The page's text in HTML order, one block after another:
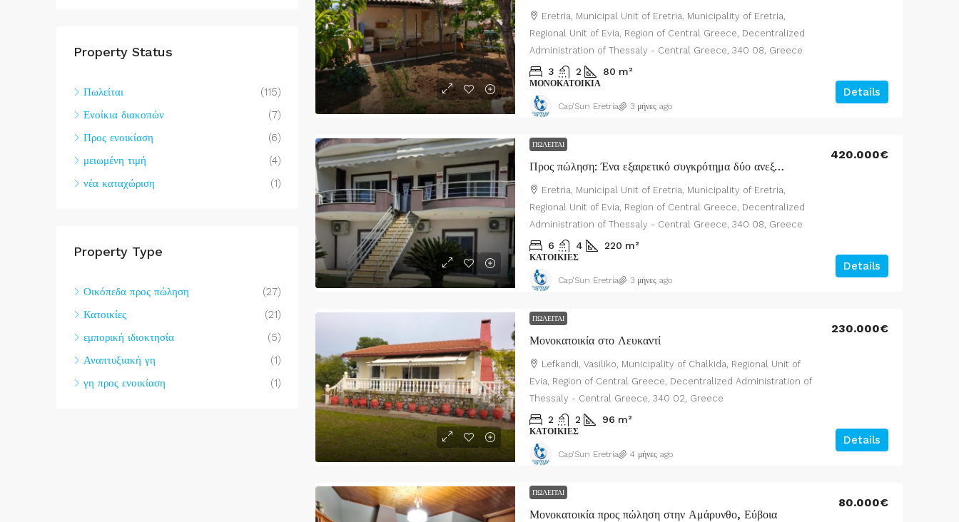
Eretria, Municipal Unit of Eretria, Municipality of Eretria,
Regional Unit of Evia, Region of Central Greece, Decentralized
Administration of Thessaly - Central Greece, 340 08, Greece
3 2 80 m²
ΜΟΝΟΚΑΤΟΙΚΊΑ
Details
Cap’Sun Eretria 3 μήνες ago
ΠΩΛΕΊΤΑΙ
Προς πώληση: Ένα εξαιρετικό συγκρότημα δύο ανεξάρτητων μεζονετών στην Ερέτρια
420.000€
Eretria, Municipal Unit of Eretria, Municipality of Eretria,
Regional Unit of Evia, Region of Central Greece, Decentralized
Administration of Thessaly - Central Greece, 340 08, Greece
6 4 220 m²
ΚΑΤΟΙΚΊΕΣ
Details
Cap’Sun Eretria 3 μήνες ago
ΠΩΛΕΊΤΑΙ
Μονοκατοικία στο Λευκαντί
230.000€
Lefkandi, Vasiliko, Municipality of Chalkida, Regional Unit of
Evia, Region of Central Greece, Decentralized Administration of
Thessaly - Central Greece, 340 02, Greece
2 2 96 m²
ΚΑΤΟΙΚΊΕΣ
Details
Cap’Sun Eretria 4 μήνες ago
ΠΩΛΕΊΤΑΙ
Μονοκατοικία προς πώληση στην Αμάρυνθο, Εύβοια
80.000€
Property Status
Πωλείται
(115)
Ενοίκια διακοπών
(7)
Προς ενοικίαση
(6)
μειωμένη τιμή
(4)
νέα καταχώριση
(1)
Property Type
Οικόπεδα προς πώληση
(27)
Κατοικίες
(21)
εμπορική ιδιοκτησία
(5)
Αναπτυξιακή γη
(1)
γη προς ενοικίαση
(1)